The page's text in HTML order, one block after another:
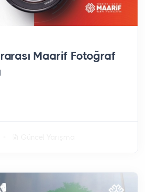
Maarif Fotoğraf